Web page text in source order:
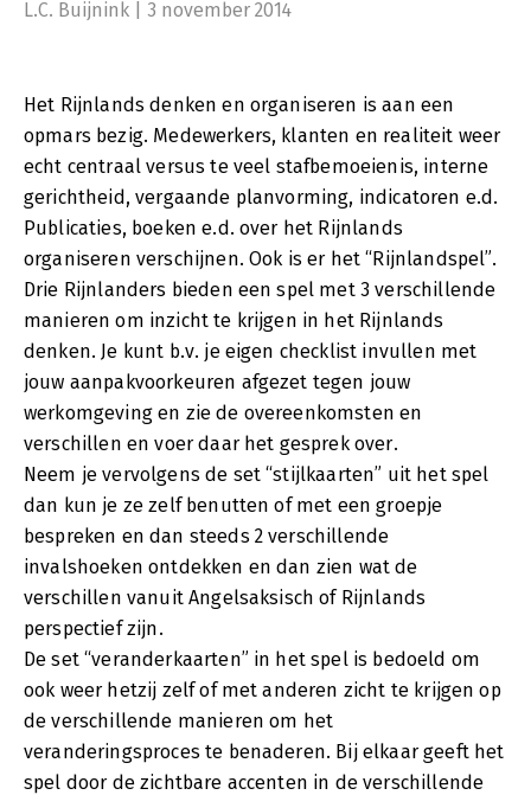
Gebruiksmogelijkheden:
vervallen en de werkvloer meer verantwoordelijkheden krijgt;
·Tijdens “HEI”-dagen om de kloof tussen staf en
lijnmanagement te dichten;
·In een teamoverleg om de persoonlijke voorkeuren
inzichtelijk te krijgen;
·In een sollicitatiegesprek om erachter te komen of
organisatiecultuur en sollicitant bij elkaar passen;
·Om te kunnen reflecteren en door te gaan.
L.C. Buijnink | 3 november 2014
Het Rijnlands denken en organiseren is aan een
opmars bezig. Medewerkers, klanten en realiteit weer
echt centraal versus te veel stafbemoeienis, interne
gerichtheid, vergaande planvorming, indicatoren e.d.
Publicaties, boeken e.d. over het Rijnlands
organiseren verschijnen. Ook is er het “Rijnlandspel”.
Drie Rijnlanders bieden een spel met 3 verschillende
manieren om inzicht te krijgen in het Rijnlands
denken. Je kunt b.v. je eigen checklist invullen met
jouw aanpakvoorkeuren afgezet tegen jouw
werkomgeving en zie de overeenkomsten en
verschillen en voer daar het gesprek over.
Neem je vervolgens de set “stijlkaarten” uit het spel
dan kun je ze zelf benutten of met een groepje
bespreken en dan steeds 2 verschillende
invalshoeken ontdekken en dan zien wat de
verschillen vanuit Angelsaksisch of Rijnlands
perspectief zijn.
De set “veranderkaarten” in het spel is bedoeld om
ook weer hetzij zelf of met anderen zicht te krijgen op
de verschillende manieren om het
veranderingsproces te benaderen. Bij elkaar geeft het
spel door de zichtbare accenten in de verschillende